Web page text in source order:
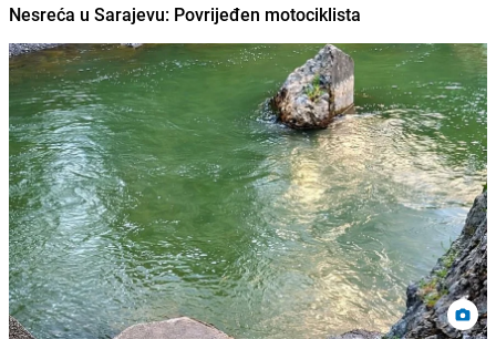
Nesreća u Sarajevu: Povrijeđen motociklista